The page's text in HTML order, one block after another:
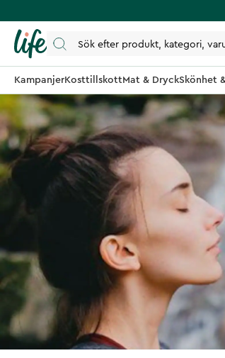
KampanjerKosttillskottMat & DryckSkönhet